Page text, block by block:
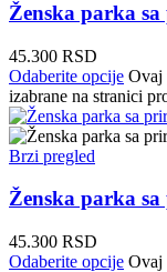
Ženska parka
45.300 RSD
Odaberite opcije Ovaj
izabrane na stranici
Brzi pregled
Ženska parka
45.300 RSD
Odaberite opcije Ovaj